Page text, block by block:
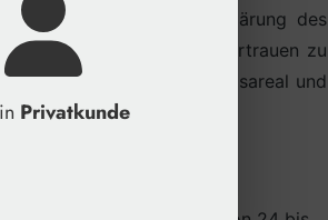
Eine professionelle Aufklärung des
zu vermeiden und das Vertrauen zu
Hauttyp, Behandlungsareal und
Privatkunde